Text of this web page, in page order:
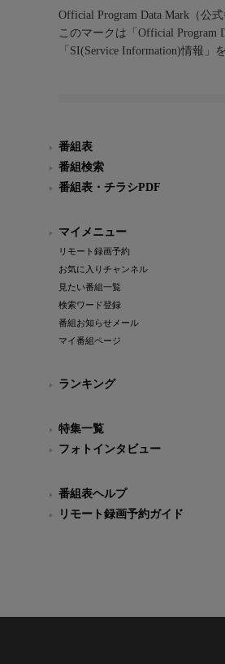
Official Program Data Mark（公
このマークは「Official Program
「SI(Service Information)情報
番組表
番組検索
番組表・チラシPDF
マイメニュー
リモート録画予約
お気に入りチャンネル
見たい番組一覧
検索ワード登録
番組お知らせメール
マイ番組ページ
ランキング
特集一覧
フォトインタビュー
番組表ヘルプ
リモート録画予約ガイド